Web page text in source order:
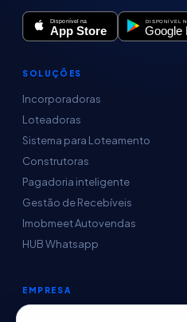
SOLUÇÕES
Incorporadoras
Loteadoras
Sistema para Loteamento
Construtoras
Pagadoria inteligente
Gestão de Recebíveis
Imobmeet Autovendas
HUB Whatsapp
EMPRESA